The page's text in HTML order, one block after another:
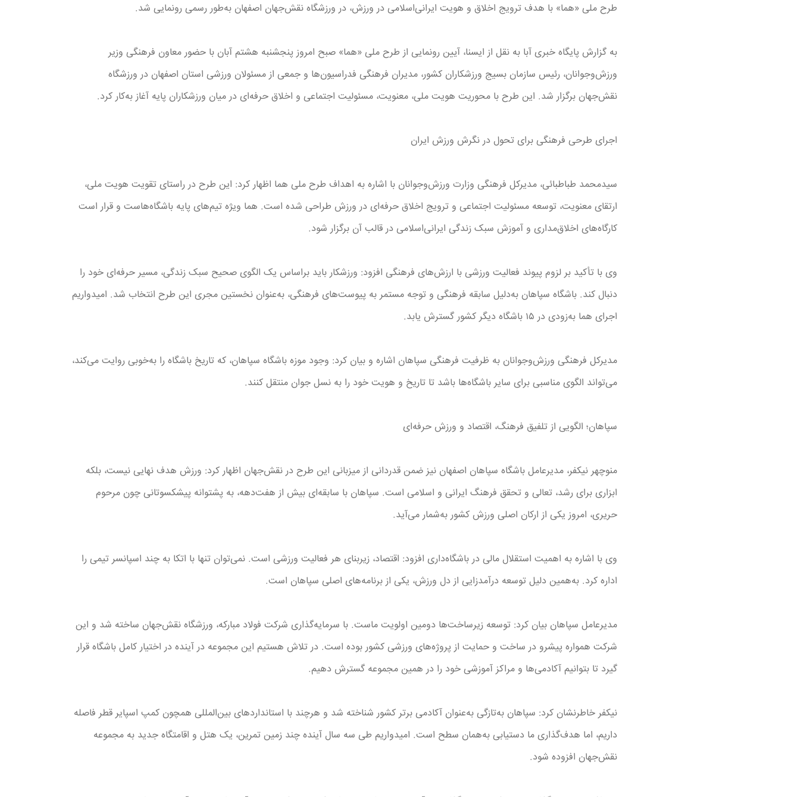
طرح ملی «هما» با هدف ترویج اخلاق و هویت ایرانی‌اسلامی در ورزش، در ورزشگاه نقش‌جهان اصفهان به‌طور رسمی رونمایی شد.
به گزارش پایگاه خبری آبا به نقل از ایسنا، آیین رونمایی از طرح ملی «هما» صبح امروز پنجشنبه هشتم آبان با حضور معاون فرهنگی وزیر
ورزش‌وجوانان، رئیس سازمان بسیج ورزشکاران کشور، مدیران فرهنگی فدراسیون‌ها و جمعی از مسئولان ورزشی استان اصفهان در ورزشگاه
نقش‌جهان برگزار شد. این طرح با محوریت هویت ملی، معنویت، مسئولیت اجتماعی و اخلاق حرفه‌ای در میان ورزشکاران پایه آغاز به‌کار کرد.
اجرای طرحی فرهنگی برای تحول در نگرش ورزش ایران
سیدمحمد طباطبائی، مدیرکل فرهنگی وزارت ورزش‌وجوانان با اشاره به اهداف طرح ملی هما اظهار کرد: این طرح در راستای تقویت هویت ملی،
ارتقای معنویت، توسعه مسئولیت اجتماعی و ترویج اخلاق حرفه‌ای در ورزش طراحی شده است. هما ویژه تیم‌های پایه باشگاه‌هاست و قرار است
کارگاه‌های اخلاق‌مداری و آموزش سبک زندگی ایرانی‌اسلامی در قالب آن برگزار شود.
وی با تأکید بر لزوم پیوند فعالیت ورزشی با ارزش‌های فرهنگی افزود: ورزشکار باید براساس یک الگوی صحیح سبک زندگی، مسیر حرفه‌ای خود را
دنبال کند. باشگاه سپاهان به‌دلیل سابقه فرهنگی و توجه مستمر به پیوست‌های فرهنگی، به‌عنوان نخستین مجری این طرح انتخاب شد. امیدواریم
اجرای هما به‌زودی در ۱۵ باشگاه دیگر کشور گسترش یابد.
مدیرکل فرهنگی ورزش‌وجوانان به ظرفیت فرهنگی سپاهان اشاره و بیان کرد: وجود موزه باشگاه سپاهان، که تاریخ باشگاه را به‌خوبی روایت می‌کند،
می‌تواند الگوی مناسبی برای سایر باشگاه‌ها باشد تا تاریخ و هویت خود را به نسل جوان منتقل کنند.
سپاهان؛ الگویی از تلفیق فرهنگ، اقتصاد و ورزش حرفه‌ای
منوچهر نیکفر، مدیرعامل باشگاه سپاهان اصفهان نیز ضمن قدردانی از میزبانی این طرح در نقش‌جهان اظهار کرد: ورزش هدف نهایی نیست، بلکه
ابزاری برای رشد، تعالی و تحقق فرهنگ ایرانی و اسلامی است. سپاهان با سابقه‌ای بیش از هفت‌دهه، به پشتوانه پیشکسوتانی چون مرحوم
حریری، امروز یکی از ارکان اصلی ورزش کشور به‌شمار می‌آید.
وی با اشاره به اهمیت استقلال مالی در باشگاه‌داری افزود: اقتصاد، زیربنای هر فعالیت ورزشی است. نمی‌توان تنها با اتکا به چند اسپانسر تیمی را
اداره کرد. به‌همین دلیل توسعه درآمدزایی از دل ورزش، یکی از برنامه‌های اصلی سپاهان است.
مدیرعامل سپاهان بیان کرد: توسعه زیرساخت‌ها دومین اولویت ماست. با سرمایه‌گذاری شرکت فولاد مبارکه، ورزشگاه نقش‌جهان ساخته شد و این
شرکت همواره پیشرو در ساخت و حمایت از پروژه‌های ورزشی کشور بوده است. در تلاش هستیم این مجموعه در آینده در اختیار کامل باشگاه قرار
گیرد تا بتوانیم آکادمی‌ها و مراکز آموزشی خود را در همین مجموعه گسترش دهیم.
نیکفر خاطرنشان کرد: سپاهان به‌تازگی به‌عنوان آکادمی برتر کشور شناخته شد و هرچند با استانداردهای بین‌المللی همچون کمپ اسپایر قطر فاصله
داریم، اما هدف‌گذاری ما دستیابی به‌همان سطح است. امیدواریم طی سه سال آینده چند زمین تمرین، یک هتل و اقامتگاه جدید به مجموعه
نقش‌جهان افزوده شود.